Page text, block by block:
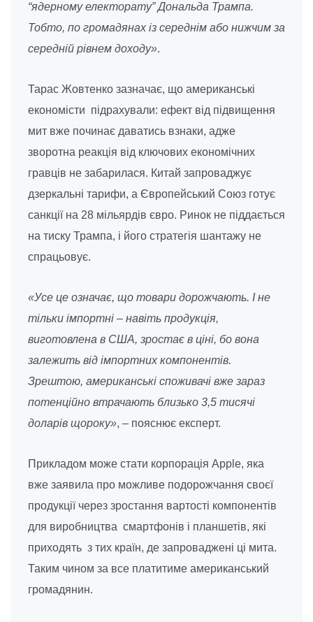
“ядерному електорату” Дональда Трампа.
Тобто, по громадянах із середнім або нижчим за
середній рівнем доходу».
Тарас Жовтенко зазначає, що американські
економісти підрахували: ефект від підвищення
мит вже починає даватись взнаки, адже
зворотна реакція від ключових економічних
гравців не забарилася. Китай запроваджує
дзеркальні тарифи, а Європейський Союз готує
санкції на 28 мільярдів євро. Ринок не піддається
на тиску Трампа, і його стратегія шантажу не
спрацьовує.
«Усе це означає, що товари дорожчають. І не
тільки імпортні – навіть продукція,
виготовлена в США, зростає в ціні, бо вона
залежить від імпортних компонентів.
Зрештою, американські споживачі вже зараз
потенційно втрачають близько 3,5 тисячі
доларів щороку», – пояснює експерт.
Прикладом може стати корпорація Apple, яка
вже заявила про можливе подорожчання своєї
продукції через зростання вартості компонентів
для виробництва смартфонів і планшетів, які
приходять з тих країн, де запроваджені ці мита.
Таким чином за все платитиме американський
громадянин.